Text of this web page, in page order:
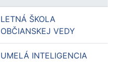
LETNÁ ŠKOLA
OBČIANSKEJ VEDY
UMELÁ INTELIGENCIA